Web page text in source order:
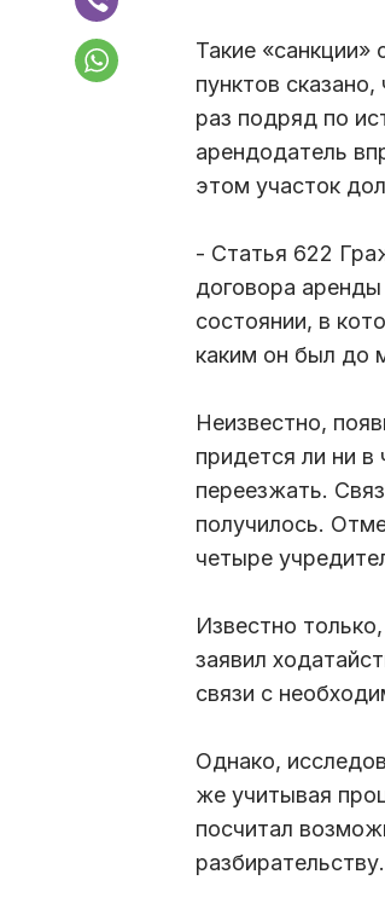
Такие «санкции»
пунктов
раз подряд по
арендодатель
этом участок
- Статья 622
договора
состоянии, в
каким он был до
Неизвестно,
придется ли ни
переезжать.
получилось.
четыре
Известно
заявил
связи с
Однако,
же учитывая
посчитал